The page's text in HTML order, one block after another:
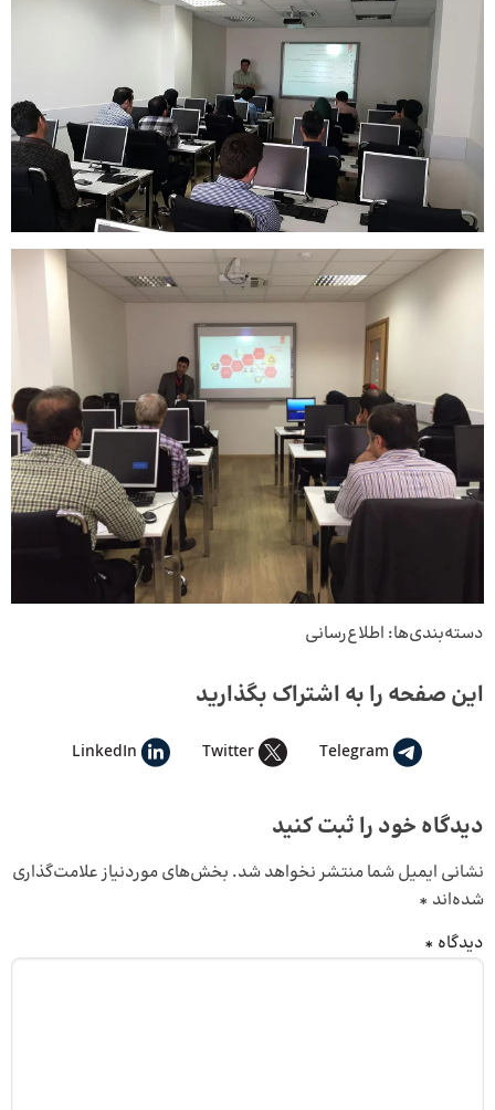
دسته‌بندی‌ها: اطلاع‌رسانی
این صفحه را به اشتراک بگذارید
Telegram
Twitter
LinkedIn
دیدگاه خود را ثبت کنید
نشانی ایمیل شما منتشر نخواهد شد. بخش‌های موردنیاز علامت‌گذاری
شده‌اند *
دیدگاه *